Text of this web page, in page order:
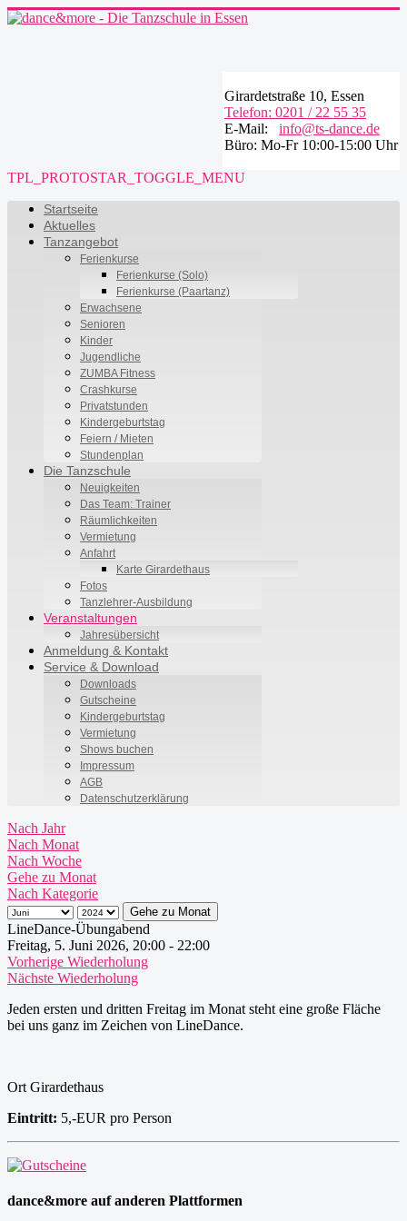
Girardetstraße 10, Essen
Telefon: 0201 / 22 55 35
E-Mail: info@ts-dance.de
Büro: Mo-Fr 10:00-15:00 Uhr
TPL_PROTOSTAR_TOGGLE_MENU
Startseite
Aktuelles
Tanzangebot
Ferienkurse
Ferienkurse (Solo)
Ferienkurse (Paartanz)
Erwachsene
Senioren
Kinder
Jugendliche
ZUMBA Fitness
Crashkurse
Privatstunden
Kindergeburtstag
Feiern / Mieten
Stundenplan
Die Tanzschule
Neuigkeiten
Das Team: Trainer
Räumlichkeiten
Vermietung
Anfahrt
Karte Girardethaus
Fotos
Tanzlehrer-Ausbildung
Veranstaltungen
Jahresübersicht
Anmeldung & Kontakt
Service & Download
Downloads
Gutscheine
Kindergeburtstag
Vermietung
Shows buchen
Impressum
AGB
Datenschutzerklärung
Nach Jahr
Nach Monat
Nach Woche
Gehe zu Monat
Nach Kategorie
Gehe zu Monat
LineDance-Übungabend
Freitag, 5. Juni 2026, 20:00 - 22:00
Vorherige Wiederholung
Nächste Wiederholung
Jeden ersten und dritten Freitag im Monat steht eine große Fläche
bei uns ganz im Zeichen von LineDance.
Ort Girardethaus
Eintritt: 5,-EUR pro Person
dance&more auf anderen Plattformen